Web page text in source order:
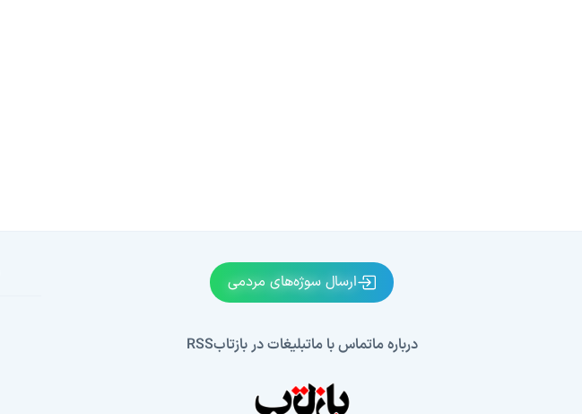
ارسال سوژه‌های مردمی
درباره ماتماس با ماتبلیغات در بازتابRSS